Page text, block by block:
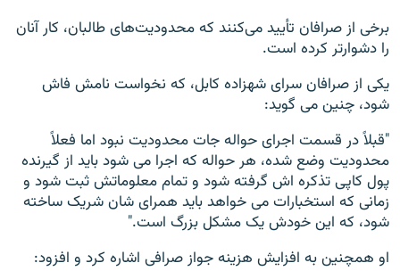
برخی از صرافان تأیید می‌کنند که محدودیت‌های طالبان، کار آنان
را دشوارتر کرده است.
یکی از صرافان سرای شهزاده کابل، که نخواست نامش فاش
شود، چنین می گوید:
"قبلاً در قسمت اجرای حواله جات محدودیت نبود اما فعلاً
محدودیت وضع شده، هر حواله که اجرا می شود باید از گیرنده
پول کاپی تذکره اش گرفته شود و تمام معلوماتش ثبت شود و
زمانی که استخبارات می خواهد باید همرای شان شریک ساخته
شود، که این خودش یک مشکل بزرگ است."
او همچنین به افزایش هزینه جواز صرافی اشاره کرد و افزود: